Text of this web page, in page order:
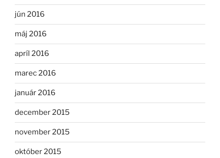
jún 2016
máj 2016
apríl 2016
marec 2016
január 2016
december 2015
november 2015
október 2015